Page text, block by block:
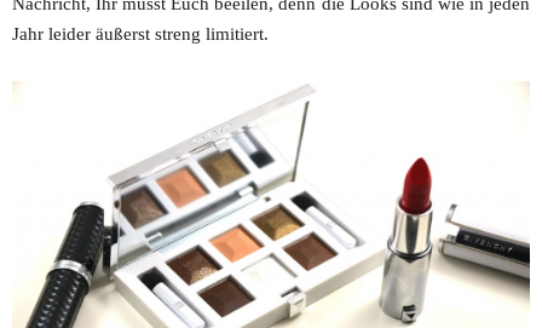
Nachricht, Ihr müsst Euch beeilen, denn die Looks sind wie in jeden
Jahr leider äußerst streng limitiert.